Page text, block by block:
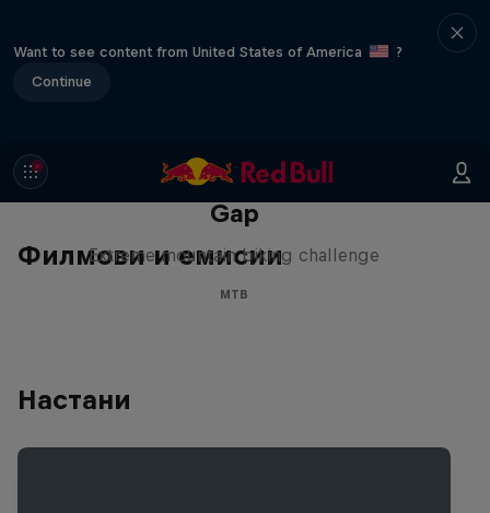
Want to see content from United States of America
?
Continue
Филмови и емисии
Matt Jones: The Impossible
Gap
Extreme mountain biking challenge
MTB
Настани